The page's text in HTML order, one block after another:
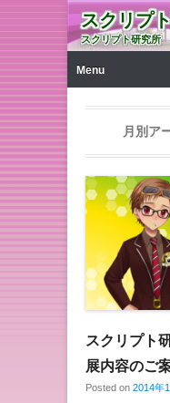
スクリプ
スクリプト研究所
Menu
月別ア
スクリプト
展内容のご
Posted on 2014年